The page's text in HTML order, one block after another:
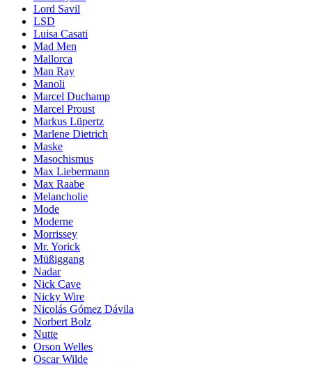
Lord Savil
LSD
Luisa Casati
Mad Men
Mallorca
Man Ray
Manoli
Marcel Duchamp
Marcel Proust
Markus Lüpertz
Marlene Dietrich
Maske
Masochismus
Max Liebermann
Max Raabe
Melancholie
Mode
Moderne
Morrissey
Mr. Yorick
Müßiggang
Nadar
Nick Cave
Nicky Wire
Nicolás Gómez Dávila
Norbert Bolz
Nutte
Orson Welles
Oscar Wilde